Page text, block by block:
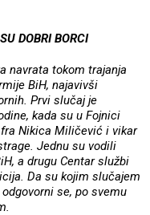
DOBRI BORCI
navrata tokom trajanja
BiH, najavivši
Prvi slučaj je
kada su u Fojnici
Nikica Miličević i vikar
Jednu su vodili
a drugu Centar službi
Da su kojim slučajem
se, po svemu